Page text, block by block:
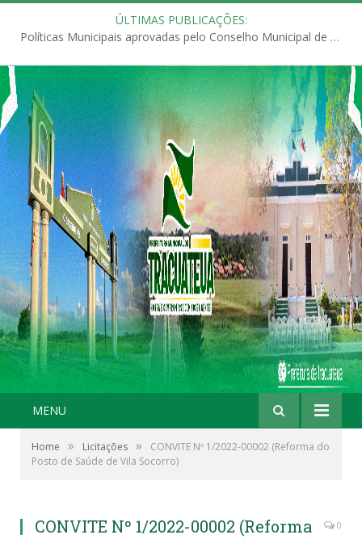
ÚLTIMAS PUBLICAÇÕES:
Políticas Municipais aprovadas pelo Conselho Municipal de Educação (CME)
MENU
Home » Licitações »
CONVITE Nº 1/2022-00002 (Reforma do
Posto de Saúde de Vila Socorro)
CONVITE Nº 1/2022-00002 (Reforma
0